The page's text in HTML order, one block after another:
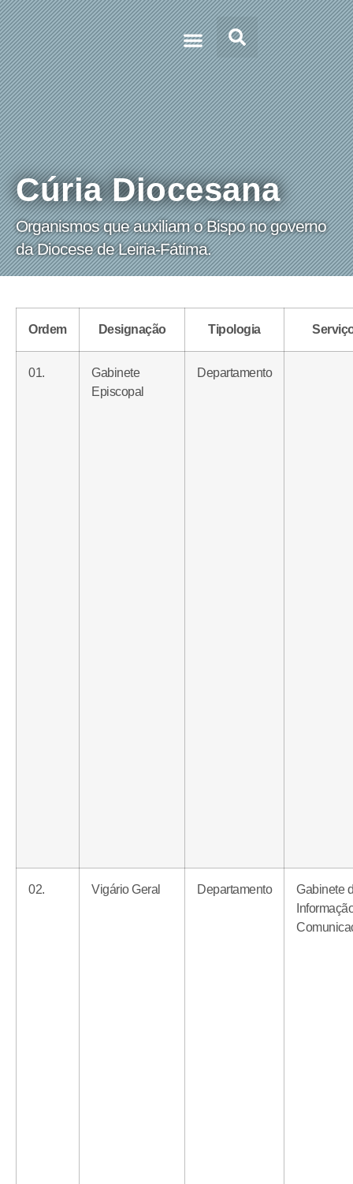
Cúria Diocesana
Organismos que auxiliam o Bispo no governo
da Diocese de Leiria-Fátima.
Ordem Designação Tipologia
01.
Gabinete
Episcopal
Departamento
02. Vigário Geral Departamento
Gabinete